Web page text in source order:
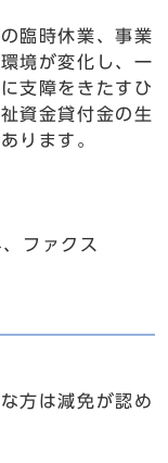
臨時休業、事業
境が変化し、一
支障をきたすひ
資金貸付金の生
ります。
ファクス
方は減免が認め